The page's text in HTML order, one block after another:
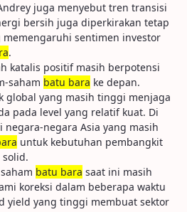
juga menyebut tren transisi
bersih juga diperkirakan tetap
sentimen investor
.
katalis positif masih berpotensi
saham batu bara ke depan.
global yang masih tinggi menjaga
pada level yang relatif kuat. Di
negara Asia yang masih
untuk kebutuhan pembangkit
batu bara saat ini masih
koreksi dalam beberapa waktu
yield yang tinggi membuat sektor